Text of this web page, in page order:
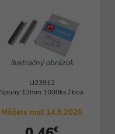
ilustračný obrázok
LI23912
Spony 12mm 1000ks / box
Môžete mať 14.8.2026
€